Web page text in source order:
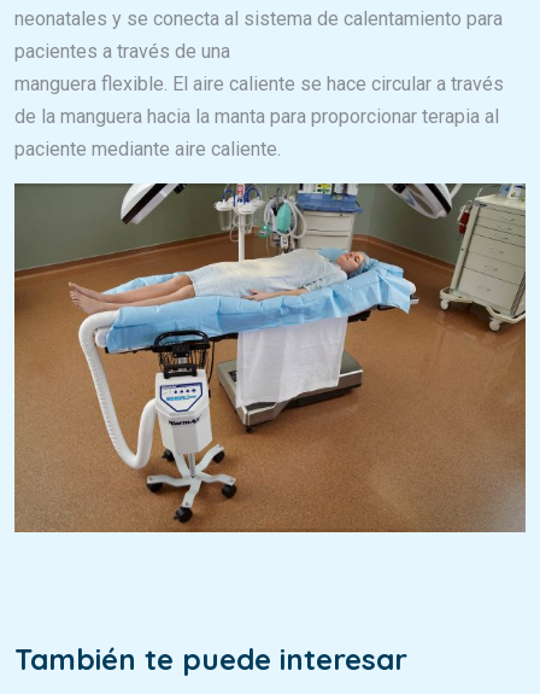
neonatales y se conecta al sistema de calentamiento para
pacientes a través de una
manguera flexible. El aire caliente se hace circular a través
de la manguera hacia la manta para proporcionar terapia al
paciente mediante aire caliente.
También te puede interesar